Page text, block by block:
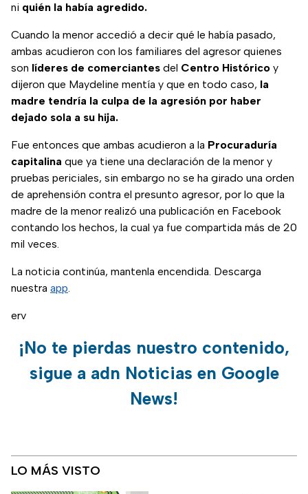
ni quién la había agredido.
Cuando la menor accedió a decir qué le había pasado,
ambas acudieron con los familiares del agresor quienes
son líderes de comerciantes del Centro Histórico y
dijeron que Maydeline mentía y que en todo caso, la
madre tendría la culpa de la agresión por haber
dejado sola a su hija.
Fue entonces que ambas acudieron a la Procuraduría
capitalina que ya tiene una declaración de la menor y
pruebas periciales, sin embargo no se ha girado una orden
de aprehensión contra el presunto agresor, por lo que la
madre de la menor realizó una publicación en Facebook
contando los hechos, la cual ya fue compartida más de 20
mil veces.
La noticia continúa, mantenla encendida. Descarga
nuestra app.
erv
¡No te pierdas nuestro contenido,
sigue a adn Noticias en Google
News!
LO MÁS VISTO